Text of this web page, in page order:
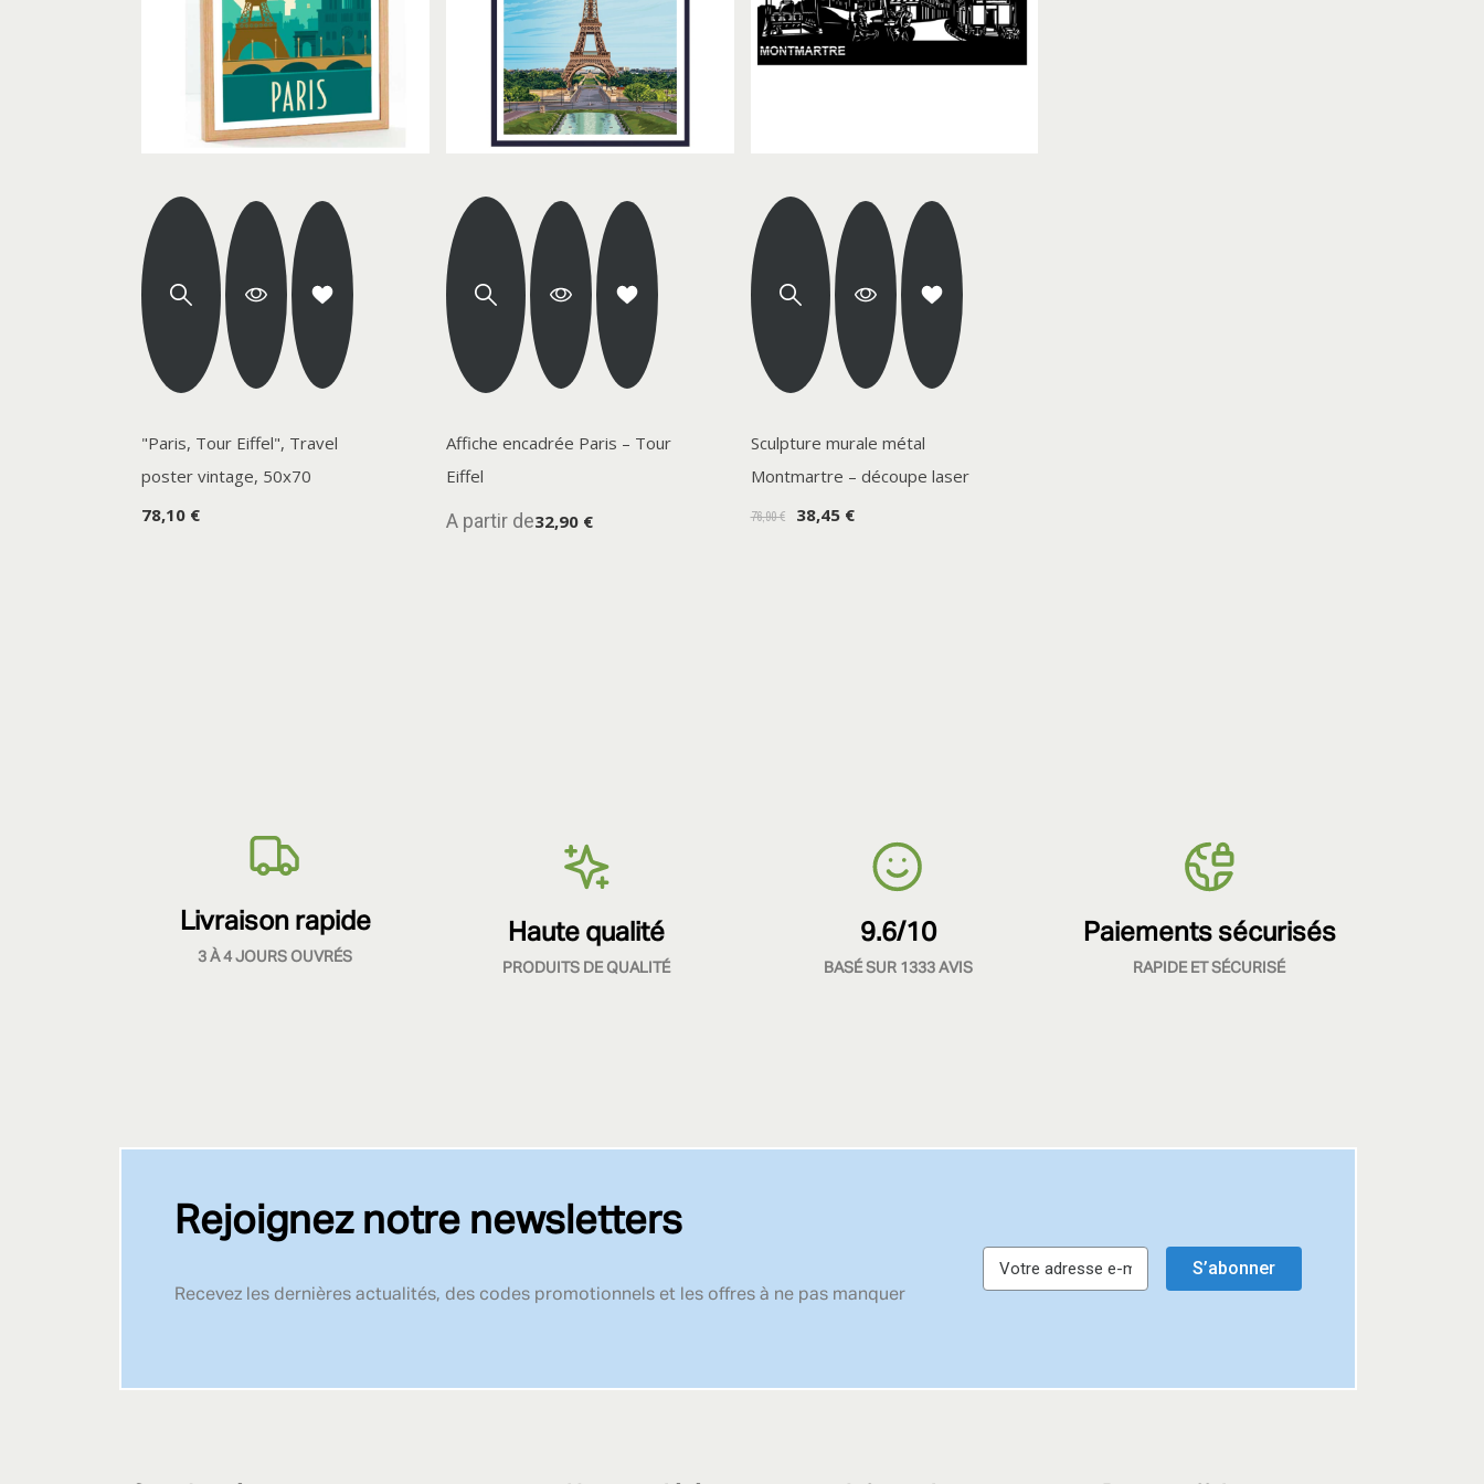
"Paris, Tour Eiffel", Travel
poster vintage, 50x70
78,10 €
Affiche encadrée Paris – Tour
Eiffel
A partir de32,90 €
Sculpture murale métal
Montmartre – découpe laser
76,90 € 38,45 €
Livraison rapide
3 À 4 JOURS OUVRÉS
Haute qualité
PRODUITS DE QUALITÉ
9.6/10
BASÉ SUR 1333 AVIS
Paiements sécurisés
RAPIDE ET SÉCURISÉ
Rejoignez notre newsletters
Recevez les dernières actualités, des codes promotionnels et les offres à ne pas manquer
S’abonner